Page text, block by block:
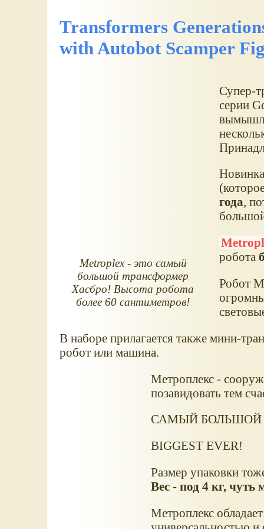
Transformers
with Autobot Scamper
Metroplex - это самый
большой трансформер
Хасбро! Высота робота
более 60 сантиметров!
Супер-
серии
года,
робота
Робот
В наборе прилагается также мини-
робот или машина.
Метроплекс -
позавидовать тем
САМЫЙ БОЛЬШОЙ
BIGGEST EVER!
Размер упаковки
Вес - под 4 кг, чуть
Метроплекс